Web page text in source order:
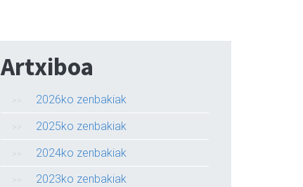
Artxiboa
2026ko zenbakiak
2025ko zenbakiak
2024ko zenbakiak
2023ko zenbakiak